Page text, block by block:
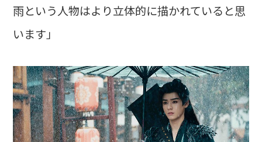
雨という人物はより立体的に描かれていると思
います」